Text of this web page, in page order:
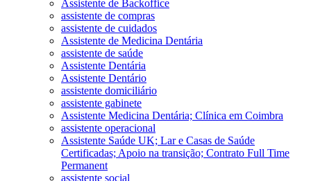
Assistente de Backoffice
assistente de compras
assistente de cuidados
Assistente de Medicina Dentária
assistente de saúde
Assistente Dentária
Assistente Dentário
assistente domiciliário
assistente gabinete
Assistente Medicina Dentária; Clínica em Coimbra
assistente operacional
Assistente Saúde UK; Lar e Casas de Saúde
Certificadas; Apoio na transição; Contrato Full Time
Permanent
assistente social